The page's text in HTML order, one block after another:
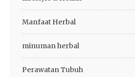
Manfaat Herbal
minuman herbal
Perawatan Tubuh